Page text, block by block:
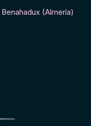
(Almería)